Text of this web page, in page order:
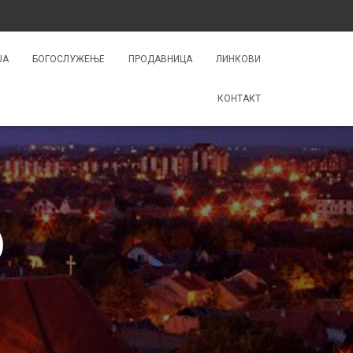
БОГОСЛУЖЕЊЕ ПРОДАВНИЦА ЛИНКОВИ
КОНТАКТ